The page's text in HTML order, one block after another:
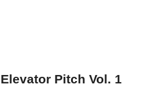
Elevator Pitch Vol. 1